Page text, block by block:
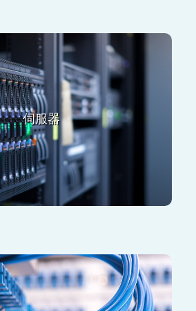
伺服器
DNS
DHCP
Exchange，SMTP，POP3)
（IIS，Apache）
Router